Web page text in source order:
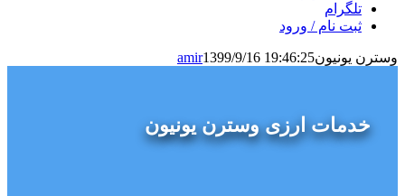
تلگرام
ثبت نام / ورود
وسترن یونیون amir1399/9/16 19:46:25
خدمات ارزی وسترن یونیون